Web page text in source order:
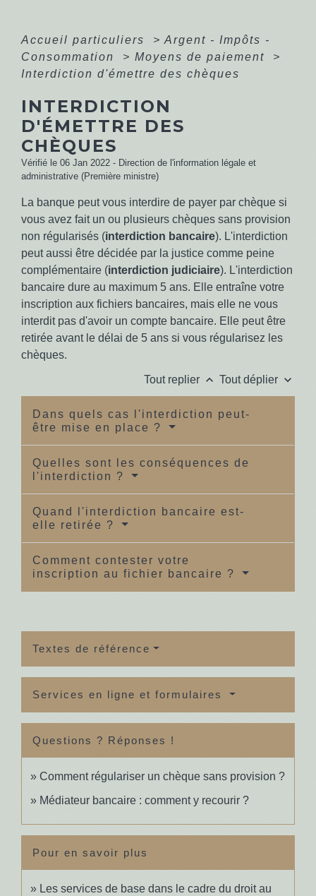
Accueil particuliers > Argent - Impôts -
Consommation
> Moyens de paiement
>
Interdiction d'émettre des chèques
INTERDICTION
D'ÉMETTRE DES
CHÈQUES
Vérifié le 06 Jan 2022 - Direction de l'information légale et
administrative (Première ministre)
La banque peut vous interdire de payer par chèque si
vous avez fait un ou plusieurs chèques sans provision
non régularisés (interdiction bancaire). L'interdiction
peut aussi être décidée par la justice comme peine
complémentaire (interdiction judiciaire). L'interdiction
bancaire dure au maximum 5 ans. Elle entraîne votre
inscription aux fichiers bancaires, mais elle ne vous
interdit pas d'avoir un compte bancaire. Elle peut être
retirée avant le délai de 5 ans si vous régularisez les
chèques.
Tout replier keyboard_arrow_up Tout déplier keyboard_arrow_down
Dans quels cas l'interdiction peut-
être mise en place ?
Quelles sont les conséquences de
l'interdiction ?
Quand l'interdiction bancaire est-
elle retirée ?
Comment contester votre
inscription au fichier bancaire ?
Textes de référence
Services en ligne et formulaires
Questions ? Réponses !
Comment régulariser un chèque sans provision ?
Médiateur bancaire : comment y recourir ?
Pour en savoir plus
Les services de base dans le cadre du droit au